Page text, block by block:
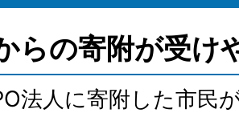
らの寄附が受け
法人に寄附した市民